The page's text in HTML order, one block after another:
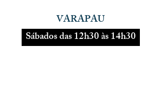
VARAPAU
Sábados das 12h30 às 14h30